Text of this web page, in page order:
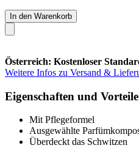
In den Warenkorb
Österreich: Kostenloser
Weitere Infos zu Versand &
Eigenschaften und Vorteile
Mit Pflegeformel
Ausgewählte
Überdeckt das Schwitzen